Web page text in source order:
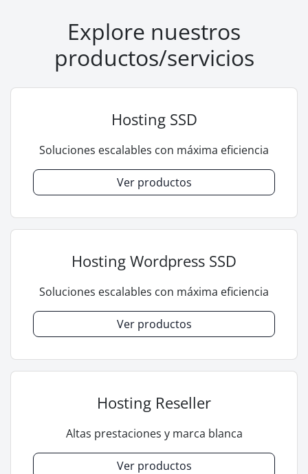
Explore nuestros
productos/servicios
Hosting SSD
Soluciones escalables con máxima eficiencia
Ver productos
Hosting Wordpress SSD
Soluciones escalables con máxima eficiencia
Ver productos
Hosting Reseller
Altas prestaciones y marca blanca
Ver productos